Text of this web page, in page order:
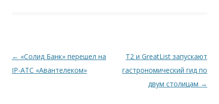
Навигация
по
← «Солид Банк» перешел на
IP-ATC «Авантелеком»
Т2 и GreatList запускают
гастрономический гид по
двум столицам →